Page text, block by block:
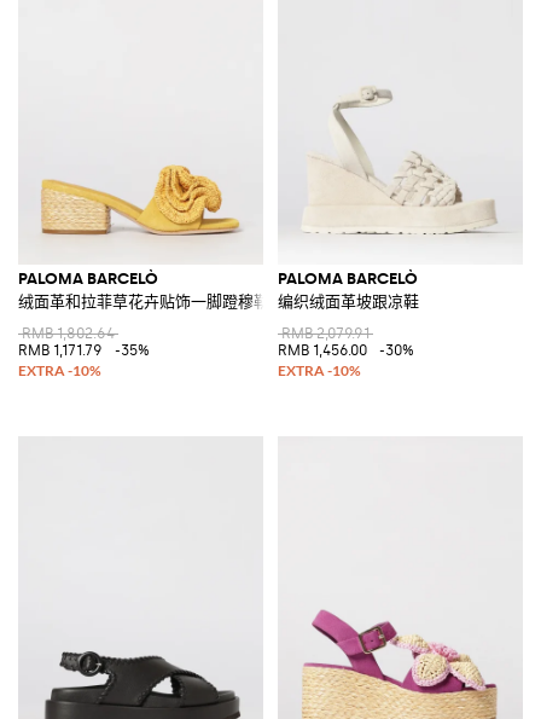
PALOMA BARCELÒ
绒面革和拉菲草花卉贴饰一脚蹬穆勒鞋
RMB 1,802.64
RMB 1,171.79
-35%
PALOMA BARCELÒ
编织绒面革坡跟凉鞋
RMB 2,079.91
RMB 1,456.00
-30%